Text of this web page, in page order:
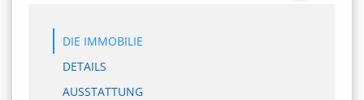
DIE IMMOBILIE
DETAILS
AUSSTATTUNG